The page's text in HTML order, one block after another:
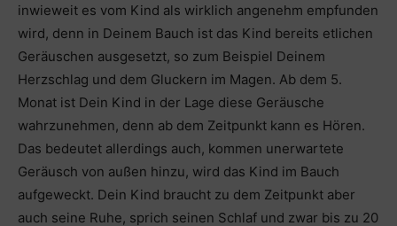
inwieweit es vom Kind als wirklich angenehm empfunden
wird, denn in Deinem Bauch ist das Kind bereits etlichen
Geräuschen ausgesetzt, so zum Beispiel Deinem
Herzschlag und dem Gluckern im Magen. Ab dem 5.
Monat ist Dein Kind in der Lage diese Geräusche
wahrzunehmen, denn ab dem Zeitpunkt kann es Hören.
Das bedeutet allerdings auch, kommen unerwartete
Geräusch von außen hinzu, wird das Kind im Bauch
aufgeweckt. Dein Kind braucht zu dem Zeitpunkt aber
auch seine Ruhe, sprich seinen Schlaf und zwar bis zu 20